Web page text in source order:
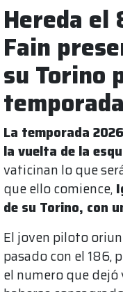
Hereda el
Fain
su Torino
La temporada
la vuelta de la
vaticinan lo que
que ello comience,
de su Torino, con
El joven piloto
pasado con el 186,
el numero que